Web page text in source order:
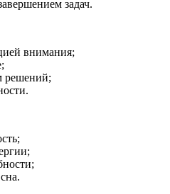
задач.
внимания;
решений;